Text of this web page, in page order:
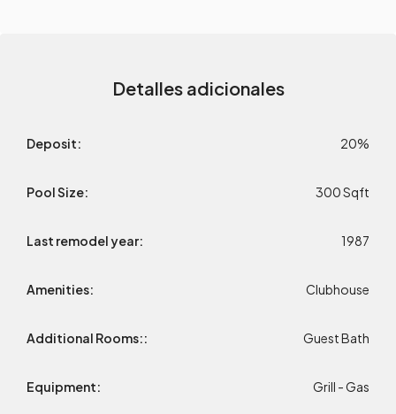
Detalles adicionales
Deposit: 20%
Pool Size: 300 Sqft
Last remodel year: 1987
Amenities: Clubhouse
Additional Rooms:: Guest Bath
Equipment: Grill - Gas